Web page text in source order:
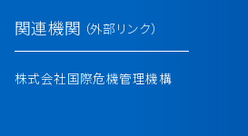
関連機関 （外部リンク）
株式会社国際危機管理機構